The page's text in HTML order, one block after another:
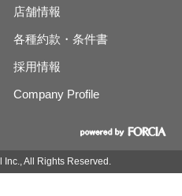
店舗情報
各種約款・条件書
採用情報
Company Profile
All Rights Reserved.